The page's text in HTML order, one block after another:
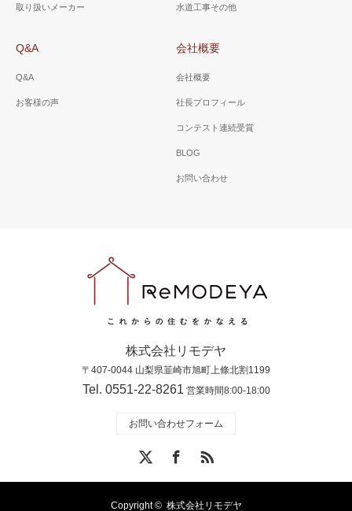
取り扱いメーカー 水道工事その他
Q&A
Q&A
お客様の声
会社概要
会社概要
社長プロフィール
コンテスト連続受賞
BLOG
お問い合わせ
株式会社リモデヤ
〒407-0044 山梨県韮崎市旭町上條北割1199
Tel. 0551-22-8261 営業時間8:00-18:00
お問い合わせフォーム
RSS
Copyright © 株式会社リモデヤ